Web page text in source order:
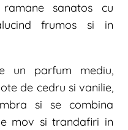
sanatos cu
frumos si in
un parfum mediu,
de cedru si vanilie,
si se combina
mov si trandafiri in